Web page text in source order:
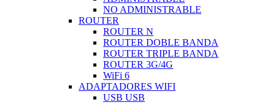
NO ADMINISTRABLE
ROUTER
ROUTER N
ROUTER DOBLE BANDA
ROUTER TRIPLE BANDA
ROUTER 3G/4G
WiFi 6
ADAPTADORES WIFI
USB USB